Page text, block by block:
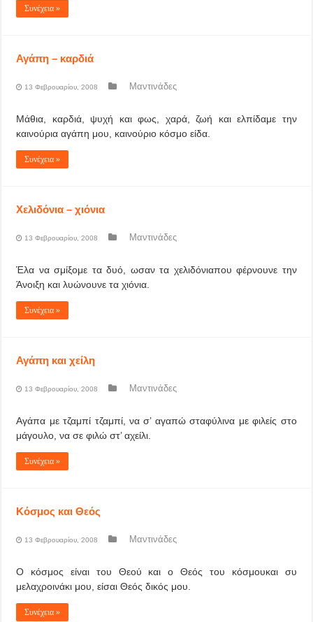
Συνέχεια »
Αγάπη – καρδιά
13 Φεβρουαρίου, 2008 Μαντινάδες
Μάθια, καρδιά, ψυχή και φως, χαρά, ζωή και ελπίδαμε την
καινούρια αγάπη μου, καινούριο κόσμο είδα.
Συνέχεια »
Χελιδόνια – χιόνια
13 Φεβρουαρίου, 2008 Μαντινάδες
Έλα να σμίξομε τα δυό, ωσαν τα χελιδόνιαπου φέρνουνε την
Άνοιξη και λυώνουνε τα χιόνια.
Συνέχεια »
Αγάπη και χείλη
13 Φεβρουαρίου, 2008 Μαντινάδες
Αγάπα με τζαμπί τζαμπί, να σ’ αγαπώ σταφύλινα με φιλείς στο
μάγουλο, να σε φιλώ στ’ αχείλι.
Συνέχεια »
Κόσμος και Θεός
13 Φεβρουαρίου, 2008 Μαντινάδες
Ο κόσμος είναι του Θεού και ο Θεός του κόσμουκαι συ
μελαχροινάκι μου, είσαι Θεός δικός μου.
Συνέχεια »